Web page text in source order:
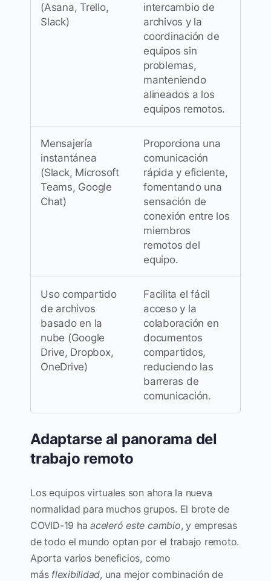
(Asana, Trello,
Slack)
intercambio de
archivos y la
coordinación de
equipos sin
problemas,
manteniendo
alineados a los
equipos remotos.
Mensajería
instantánea
(Slack, Microsoft
Teams, Google
Chat)
Proporciona una
comunicación
rápida y eficiente,
fomentando una
sensación de
conexión entre los
miembros
remotos del
equipo.
Uso compartido
de archivos
basado en la
nube (Google
Drive, Dropbox,
OneDrive)
Facilita el fácil
acceso y la
colaboración en
documentos
compartidos,
reduciendo las
barreras de
comunicación.
Adaptarse al panorama del
trabajo remoto
Los equipos virtuales son ahora la nueva
normalidad para muchos grupos. El brote de
COVID-19 haaceleró este cambio, y empresas
de todo el mundo optan por el trabajo remoto.
Aporta varios beneficios, como
más flexibilidad, una mejor combinación de